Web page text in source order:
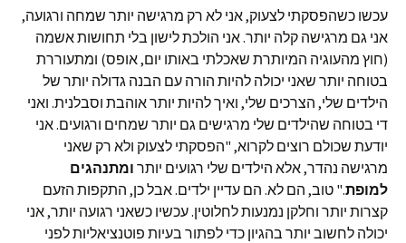
עכשו כשהפסקתי לצעוק, אני לא רק מרגישה יותר שמחה ורגועה,
אני גם מרגישה קלה יותר. אני הולכת לישון בלי תחושות אשמה
(חוץ מהעוגיה המיותרת שאכלתי באותו יום, אופס) ומתעוררת
בטוחה יותר שאני יכולה להיות הורה עם הבנה גדולה יותר של
הילדים שלי, הצרכים שלי, ואיך להיות יותר אוהבת וסבלנית. ואני
די בטוחה שהילדים שלי מרגישים גם יותר שמחים ורגועים. אני
יודעת שכולם רוצים לקרוא, "הפסקתי לצעוק ולא רק שאני
מרגישה נהדר, אלא הילדים שלי רגועים יותר ומתנהגים
למופת." טוב, הם לא. הם עדיין ילדים. אבל כן, התקפות הזעם
קצרות יותר וחלקן נמנעות לחלוטין. עכשיו כשאני רגועה יותר, אני
יכולה לחשוב יותר בהגיון כדי לפתור בעיות פוטנציאליות לפני